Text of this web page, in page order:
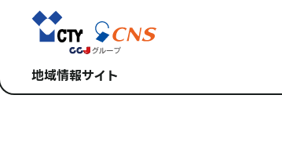
地域情報サイト